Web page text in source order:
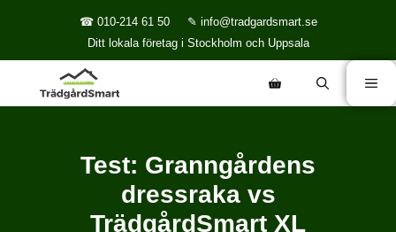
☎ 010-214 61 50
✎ info@tradgardsmart.se
Ditt lokala företag i Stockholm och Uppsala
Test: Granngårdens
dressraka vs
TrädgårdSmart XL